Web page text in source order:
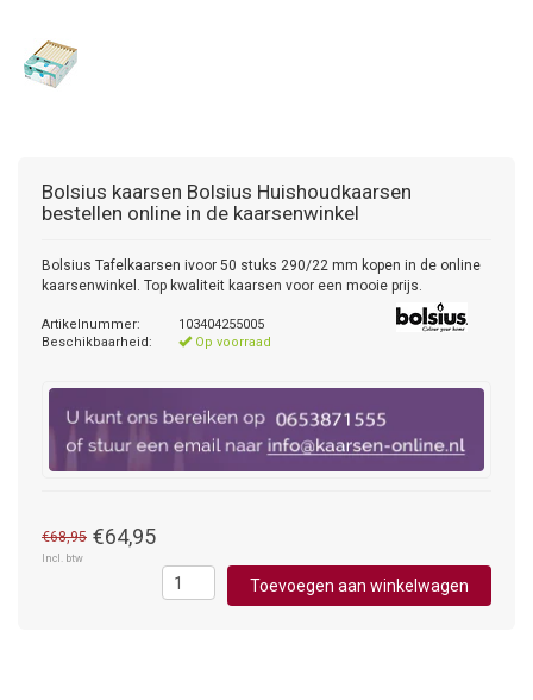
Bolsius kaarsen Bolsius Huishoudkaarsen
bestellen online in de kaarsenwinkel
Bolsius Tafelkaarsen ivoor 50 stuks 290/22 mm kopen in de online
kaarsenwinkel. Top kwaliteit kaarsen voor een mooie prijs.
Artikelnummer:
103404255005
Beschikbaarheid:
Op voorraad
€68,95 €64,95
Incl. btw
Toevoegen aan winkelwagen